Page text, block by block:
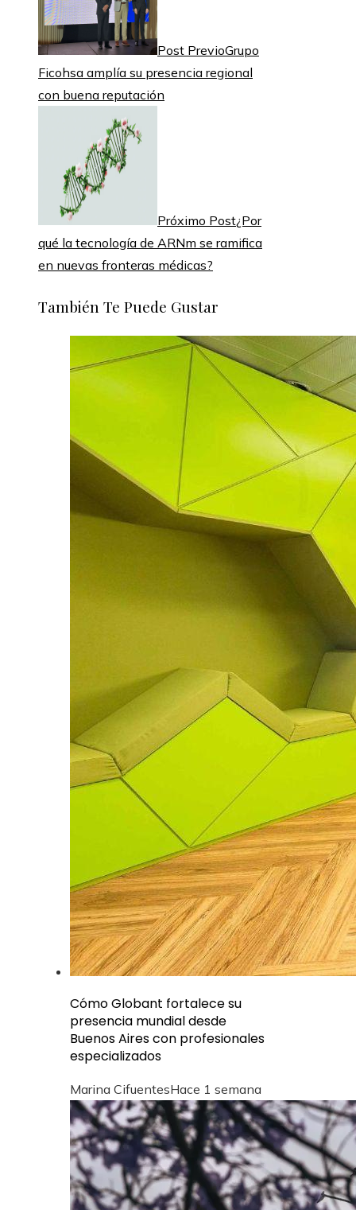
Post PrevioGrupo
Ficohsa amplía su presencia regional
con buena reputación
Próximo Post¿Por
qué la tecnología de ARNm se ramifica
en nuevas fronteras médicas?
También Te Puede Gustar
Cómo Globant fortalece su
presencia mundial desde
Buenos Aires con profesionales
especializados
Marina CifuentesHace 1 semana